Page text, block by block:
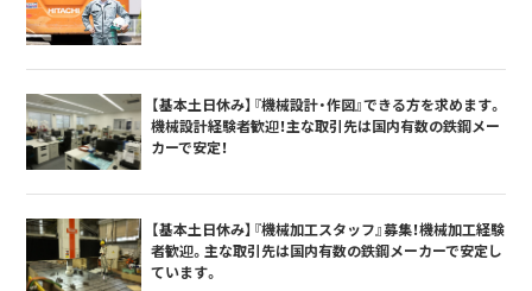
【基本土日休み】『機械設計・作図』できる方を求めます。
機械設計経験者歓迎！主な取引先は国内有数の鉄鋼メー
カーで安定！
【基本土日休み】『機械加工スタッフ』募集！機械加工経験
者歓迎。主な取引先は国内有数の鉄鋼メーカーで安定し
ています。